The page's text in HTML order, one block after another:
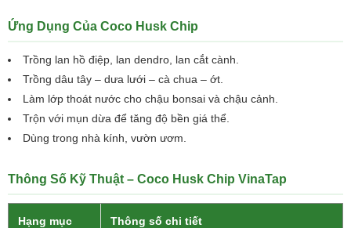
Ứng Dụng Của Coco Husk Chip
Trồng lan hồ điệp, lan dendro, lan cắt cành.
Trồng dâu tây – dưa lưới – cà chua – ớt.
Làm lớp thoát nước cho chậu bonsai và chậu cảnh.
Trộn với mụn dừa để tăng độ bền giá thể.
Dùng trong nhà kính, vườn ươm.
Thông Số Kỹ Thuật – Coco Husk Chip VinaTap
Hạng mục Thông số chi tiết